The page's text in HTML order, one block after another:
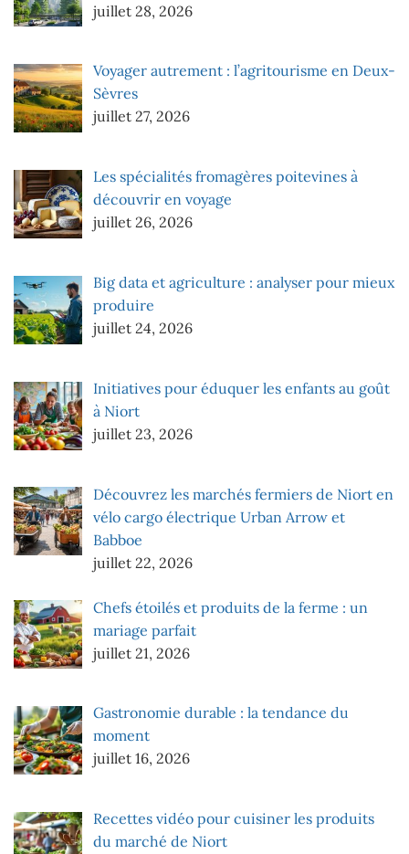
juillet 28, 2026
Voyager autrement : l’agritourisme en Deux-
Sèvres
juillet 27, 2026
Les spécialités fromagères poitevines à
découvrir en voyage
juillet 26, 2026
Big data et agriculture : analyser pour mieux
produire
juillet 24, 2026
Initiatives pour éduquer les enfants au goût
à Niort
juillet 23, 2026
Découvrez les marchés fermiers de Niort en
vélo cargo électrique Urban Arrow et
Babboe
juillet 22, 2026
Chefs étoilés et produits de la ferme : un
mariage parfait
juillet 21, 2026
Gastronomie durable : la tendance du
moment
juillet 16, 2026
Recettes vidéo pour cuisiner les produits
du marché de Niort